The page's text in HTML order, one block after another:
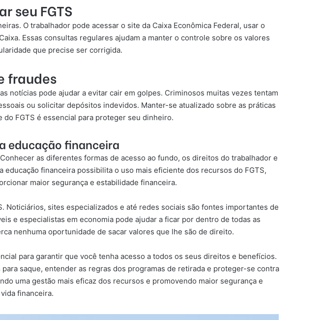
seu FGTS
O trabalhador pode acessar o site da Caixa Econômica Federal, usar o
Essas consultas regulares ajudam a manter o controle sobre os valores
que precise ser corrigida.
fraudes
notícias pode ajudar a evitar cair em golpes. Criminosos muitas vezes tentam
ou solicitar depósitos indevidos. Manter-se atualizado sobre as práticas
FGTS é essencial para proteger seu dinheiro.
educação financeira
as diferentes formas de acesso ao fundo, os direitos do trabalhador e
financeira possibilita o uso mais eficiente dos recursos do FGTS,
maior segurança e estabilidade financeira.
Noticiários, sites especializados e até redes sociais são fontes importantes de
e especialistas em economia pode ajudar a ficar por dentro de todas as
nenhuma oportunidade de sacar valores que lhe são de direito.
para garantir que você tenha acesso a todos os seus direitos e benefícios.
saque, entender as regras dos programas de retirada e proteger-se contra
uma gestão mais eficaz dos recursos e promovendo maior segurança e
financeira.